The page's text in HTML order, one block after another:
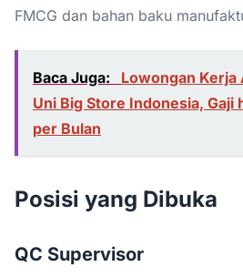
FMCG dan bahan baku
Baca Juga:
Lowongan Kerja
Uni Big Store Indonesia, Gaji
per Bulan
Posisi yang Dibuka
QC Supervisor